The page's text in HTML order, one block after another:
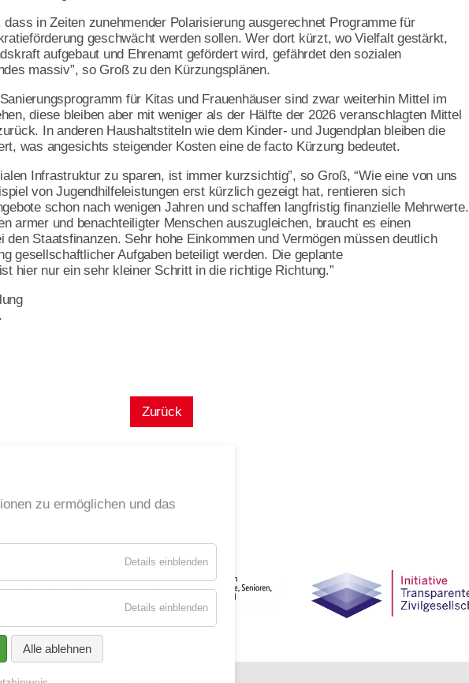
in Zeiten zunehmender Polarisierung ausgerechnet Programme für
geschwächt werden sollen. Wer dort kürzt, wo Vielfalt gestärkt,
aufgebaut und Ehrenamt gefördert wird, gefährdet den sozialen
massiv”, so Groß zu den Kürzungsplänen.
für Kitas und Frauenhäuser sind zwar weiterhin Mittel im
diese bleiben aber mit weniger als der Hälfte der 2026 veranschlagten Mittel
In anderen Haushaltstiteln wie dem Kinder- und Jugendplan bleiben die
was angesichts steigender Kosten eine de facto Kürzung bedeutet.
Infrastruktur zu sparen, ist immer kurzsichtig”, so Groß, “Wie eine von uns
von Jugendhilfeleistungen erst kürzlich gezeigt hat, rentieren sich
schon nach wenigen Jahren und schaffen langfristig finanzielle Mehrwerte.
armer und benachteiligter Menschen auszugleichen, braucht es einen
den Staatsfinanzen. Sehr hohe Einkommen und Vermögen müssen deutlich
gesellschaftlicher Aufgaben beteiligt werden. Die geplante
hier nur ein sehr kleiner Schritt in die richtige Richtung.”
Zurück
zu ermöglichen und das
Details einblendenfür
Essenziell
Details einblendenfür
Socialmedia
Alle ablehnen